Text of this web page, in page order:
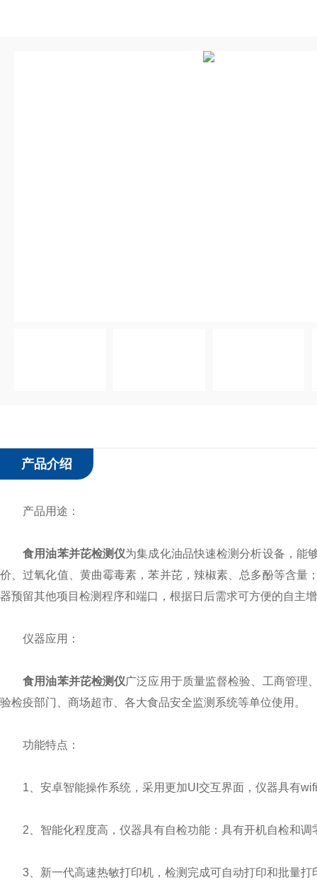
产品介绍
产品用途：
食用油苯并芘检测仪为集成化油品快速检测分析设备，能
价、过氧化值、黄曲霉毒素，苯并芘，辣椒素、总多酚等含
器预留其他项目检测程序和端口，根据日后需求可方便的自主
仪器应用：
食用油苯并芘检测仪广泛应用于质量监督检验、工商管理
验检疫部门、商场超市、各大食品安全监测系统等单位使用。
功能特点：
1、安卓智能操作系统，采用更加UI交互界面，仪器具有
2、智能化程度高，仪器具有自检功能：具有开机自检和调
3、新一代高速热敏打印机，检测完成可自动打印和批量打